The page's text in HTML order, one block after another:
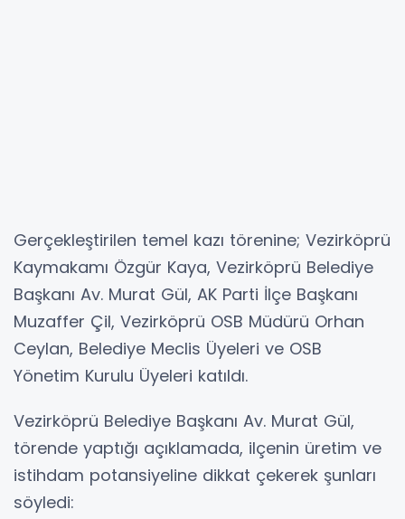
Gerçekleştirilen temel kazı törenine; Vezirköprü
Kaymakamı Özgür Kaya, Vezirköprü Belediye
Başkanı Av. Murat Gül, AK Parti İlçe Başkanı
Muzaffer Çil, Vezirköprü OSB Müdürü Orhan
Ceylan, Belediye Meclis Üyeleri ve OSB
Yönetim Kurulu Üyeleri katıldı.
Vezirköprü Belediye Başkanı Av. Murat Gül,
törende yaptığı açıklamada, ilçenin üretim ve
istihdam potansiyeline dikkat çekerek şunları
söyledi: